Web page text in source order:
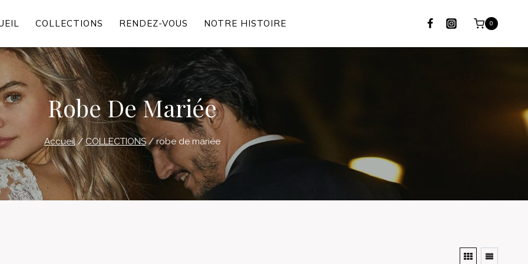
COLLECTIONS RENDEZ-VOUS NOTRE HISTOIRE 0
Robe De Mariée
Accueil / COLLECTIONS / robe de mariée